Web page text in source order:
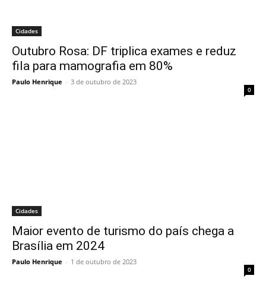
Cidades
Outubro Rosa: DF triplica exames e reduz
fila para mamografia em 80%
Paulo Henrique - 3 de outubro de 2023
0
Cidades
Maior evento de turismo do país chega a
Brasília em 2024
Paulo Henrique - 1 de outubro de 2023
0